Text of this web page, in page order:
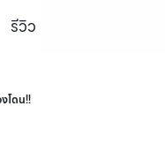
รีวิว
โดน!!